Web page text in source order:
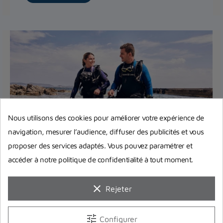
Comment choisir sa combinaison de
plongée ? Quelle épaisseur et quelle
taille choisir ?
Quelle combinaison de plongée sous-marine
choisir ? Combinaison de plongée humide, semi-
étanche, étanche ? Et de...
Nous utilisons des cookies pour améliorer votre expérience de
navigation, mesurer l’audience, diffuser des publicités et vous
proposer des services adaptés. Vous pouvez paramétrer et
accéder à notre politique de confidentialité à tout moment.
clear Rejeter
tune Configurer